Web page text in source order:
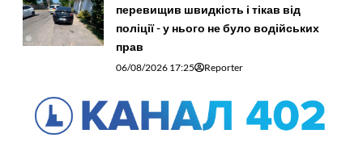
перевищив швидкість і тікав від
поліції - у нього не було водійських
прав
06/08/2026 17:25 Reporter